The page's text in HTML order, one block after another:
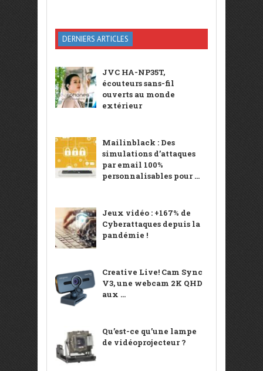
DERNIERS ARTICLES
JVC HA-NP35T,
écouteurs sans-fil
ouverts au monde
extérieur
Mailinblack : Des
simulations d’attaques
par email 100%
personnalisables pour ...
Jeux vidéo : +167% de
Cyberattaques depuis la
pandémie !
Creative Live! Cam Sync
V3, une webcam 2K QHD
aux ...
Qu’est-ce qu’une lampe
de vidéoprojecteur ?